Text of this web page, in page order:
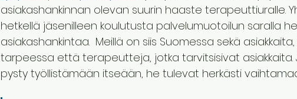
asiakashankinnan olevan suurin haaste terapeuttiuralle.
hetkellä jäsenilleen koulutusta palvelumuotoilun saralla
asiakashankintaa.  Meillä on siis Suomessa sekä
tarpeessa että terapeutteja, jotka tarvitsisivat
pysty työllistämään itseään, he tulevat herkästi